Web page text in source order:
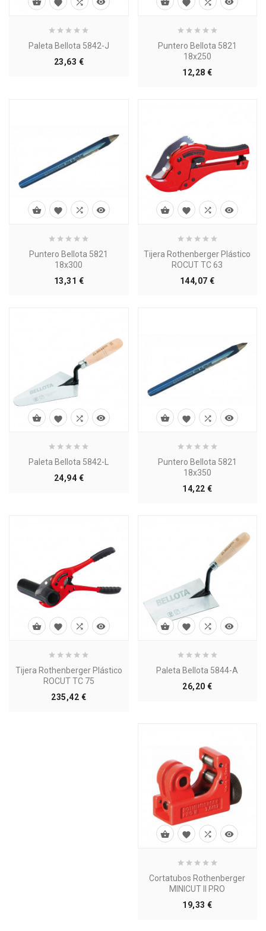
Paleta Bellota 5842-J
23,63 €Precio
  
Puntero Bellota 5821
18x250
12,28 €Precio
  
Puntero Bellota 5821
18x300
13,31 €Precio
   
Tijera Rothenberger Plástico
ROCUT TC 63
144,07 €Precio
   
Paleta Bellota 5842-L
24,94 €Precio
   
Puntero Bellota 5821
18x350
14,22 €Precio
   
Tijera Rothenberger Plástico
ROCUT TC 75
235,42 €Precio
   
Paleta Bellota 5844-A
26,20 €Precio
   
Cortatubos Rothenberger
MINICUT II PRO
19,33 €Precio
   